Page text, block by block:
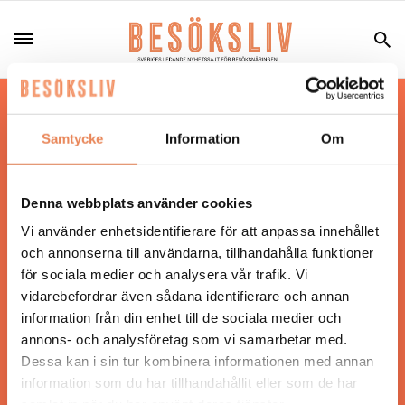
Samtycke Information Om
Denna webbplats använder cookies
Vi använder enhetsidentifierare för att anpassa innehållet
och annonserna till användarna, tillhandahålla funktioner
för sociala medier och analysera vår trafik. Vi
vidarebefordrar även sådana identifierare och annan
information från din enhet till de sociala medier och
annons- och analysföretag som vi samarbetar med.
Dessa kan i sin tur kombinera informationen med annan
information som du har tillhandahållit eller som de har
Hos oss läser du landets mest uppdaterade
nyheter och snackisar inom besöksnäringen.
Besöksliv i sin tryckta form är ett affärsmagasin
Tidningen ges ut avVisita
ANSVARIG UTGIVARE
Jonas Siljhammar
UPPHOVSRÄTT